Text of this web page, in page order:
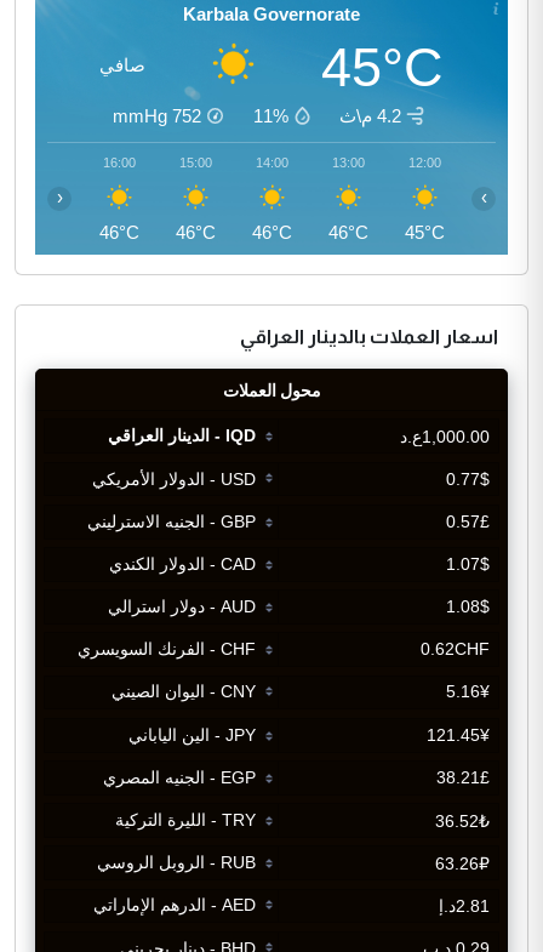
Karbala Governorate
45°C صافي
4.2 م\ث 11%
752
mmHg
12:00
45°C
13:00
46°C
14:00
46°C
15:00
46°C
16:00
46°C
‹ ›
اسعار العملات بالدينار العراقي